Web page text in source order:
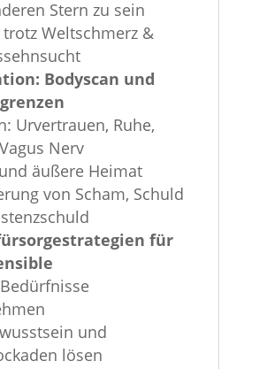
Stern zu sein
trotz Weltschmerz &
Bodyscan und
Urvertrauen, Ruhe,
Nerv
äußere Heimat
von Scham, Schuld
für
und
lösen